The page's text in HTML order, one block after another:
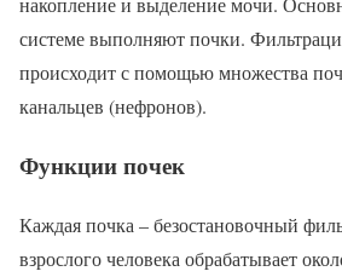
системе выполняют почки.
происходит с помощью множества
канальцев (нефронов).
Функции почек
Каждая почка – безостановочный
взрослого человека обрабатывает